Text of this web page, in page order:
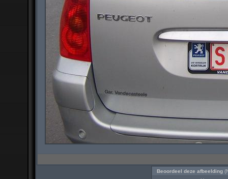
Beoordeel deze afbeelding